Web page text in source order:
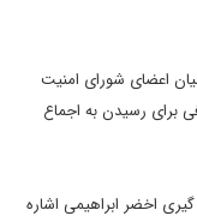
اعضای شورای امنیت
برای رسیدن به اجماع
اخضر ابراهیمی اشاره